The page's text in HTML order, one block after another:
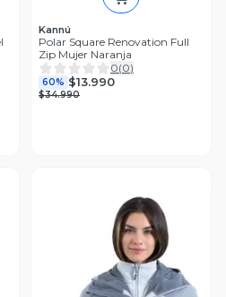
Kannú
Polar Square Renovation Full
Zip Mujer Naranja
0(0)
60% $13.990
$34.990